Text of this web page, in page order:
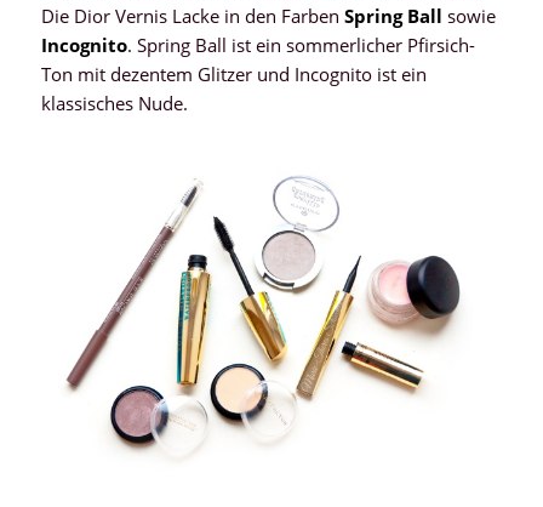
Die Dior Vernis Lacke in den Farben Spring Ball sowie
Incognito. Spring Ball ist ein sommerlicher Pfirsich-
Ton mit dezentem Glitzer und Incognito ist ein
klassisches Nude.